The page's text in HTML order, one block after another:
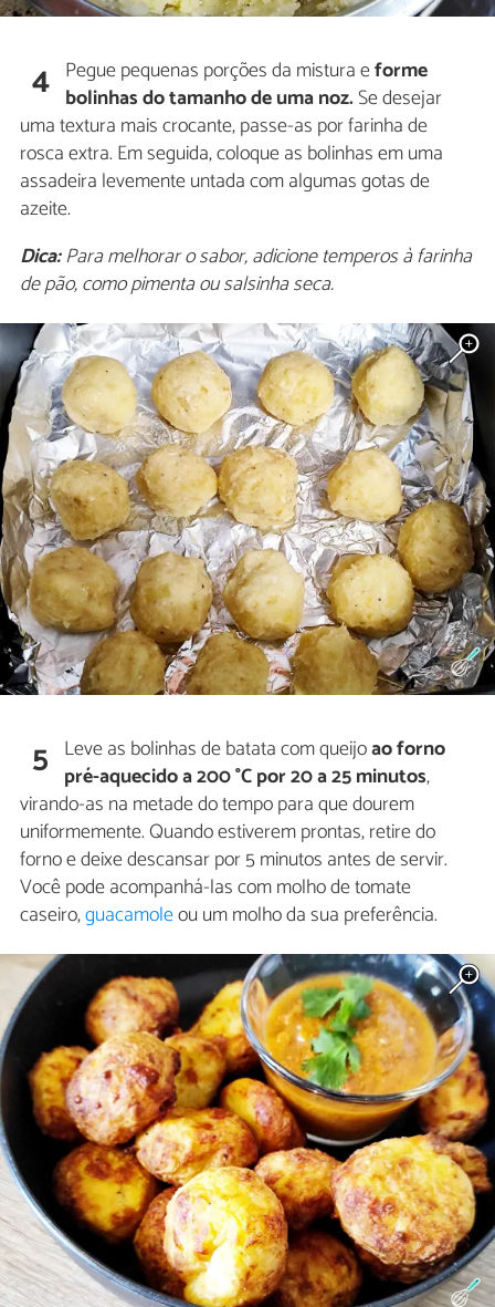
4 Pegue pequenas porções da mistura eforme
bolinhas do tamanho de uma noz.Se desejar
uma textura mais crocante, passe-as por farinha de
rosca extra. Em seguida, coloque as bolinhas em uma
assadeira levemente untada com algumas gotas de
azeite.
Dica:Para melhorar o sabor, adicione temperos à farinha
de pão, como pimenta ou salsinha seca.
5 Leve as bolinhas de batata com queijoao forno
pré-aquecido a 200 °C por 20 a 25 minutos,
virando-as na metade do tempo para que dourem
uniformemente. Quando estiverem prontas, retire do
forno e deixe descansar por 5 minutos antes de servir.
Você pode acompanhá-las com molho de tomate
caseiro,guacamoleou um molho da sua preferência.